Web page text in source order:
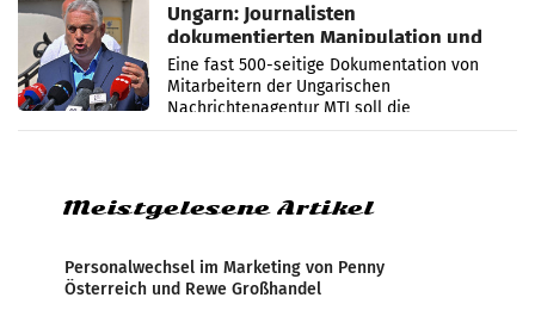
Ungarn: Journalisten
dokumentierten Manipulation und
Zensur
Eine fast 500-seitige Dokumentation von
Mitarbeitern der Ungarischen
Nachrichtenagentur MTI soll die
systematische Nachrichten-Manipulation und
Meistgelesene Artikel
Personalwechsel im Marketing von Penny
Österreich und Rewe Großhandel